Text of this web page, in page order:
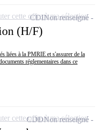
(H/F)
liées à la PMRIE et s'assurer de la
réglementaires dans ce
CDINon renseigné
cette offre à ma sélection
CDDNon renseigné
cette offre à ma sélection